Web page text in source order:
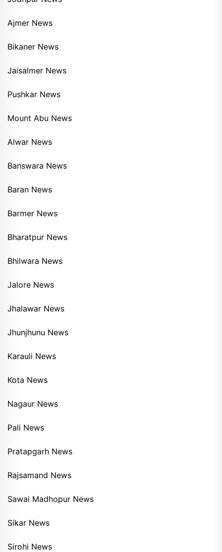
Ajmer News
Bikaner News
Jaisalmer News
Pushkar News
Mount Abu News
Alwar News
Banswara News
Baran News
Barmer News
Bharatpur News
Bhilwara News
Jalore News
Jhalawar News
Jhunjhunu News
Karauli News
Kota News
Nagaur News
Pali News
Pratapgarh News
Rajsamand News
Sawai Madhopur News
Sikar News
Sirohi News